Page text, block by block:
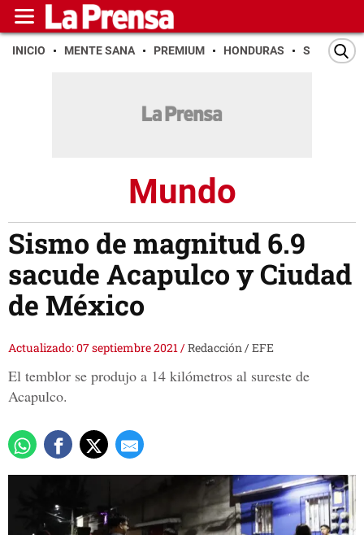
INICIO MENTE SANA PREMIUM HONDURAS SAN PEDRO
Mundo
Sismo de magnitud 6.9
sacude Acapulco y Ciudad
de México
Actualizado: 07 septiembre 2021/Redacción / EFE
El temblor se produjo a 14 kilómetros al sureste de
Acapulco.